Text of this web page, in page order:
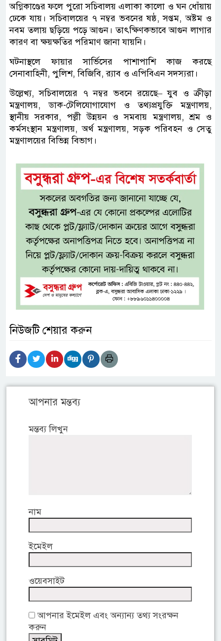
অগ্নিকাণ্ডের ফলে পুরো সচিবালয় এলাকা কালো ও ঘন ধোঁয়ায়
ঢেকে যায়। সচিবালয়ের ৭ নম্বর ভবনের ষষ্ঠ, সপ্তম, অষ্টম ও
নবম তলায় ছড়িয়ে পড়ে আগুন। তাৎক্ষিণকভাবে আগুন লাগার
কারণ বা ক্ষয়ক্ষতির পরিমাণ জানা যায়নি।
ঘটনাস্থলে ফায়ার সার্ভিসের পাশাপাশি কাজ করছে
সেনাবাহিনী, পুলিশ, বিজিবি, র‍্যাব ও এপিবিএন সদস্যরা।
উল্লেখ্য, সচিবালয়ের ৭ নম্বর ভবনে রয়েছে– যুব ও ক্রীড়া
মন্ত্রণালয়, ডাক-টেলিযোগাযোগ ও তথ্যপ্রযুক্তি মন্ত্রণালয়,
স্থানীয় সরকার, পল্লী উন্নয়ন ও সমবায় মন্ত্রণালয়, শ্রম ও
কর্মসংস্থান মন্ত্রণালয়, অর্থ মন্ত্রণালয়, সড়ক পরিবহন ও সেতু
মন্ত্রণালয়ের বিভিন্ন বিভাগ।
নিউজটি শেয়ার করুন
আপনার মন্তব্য
মন্তব্য লিখুন
নাম
ইমেইল
ওয়েবসাইট
আপনার ইমেইল এবং অন্যান্য তথ্য সংরক্ষন
করুন